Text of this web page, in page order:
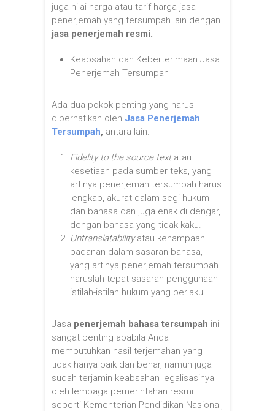
juga nilai harga atau tarif harga jasa
penerjemah yang tersumpah lain dengan
jasa penerjemah resmi.
Keabsahan dan Keberterimaan Jasa
Penerjemah Tersumpah
Ada dua pokok penting yang harus
diperhatikan oleh Jasa Penerjemah
Tersumpah, antara lain:
Fidelity to the source textatau
kesetiaan pada sumber teks, yang
artinya penerjemah tersumpah harus
lengkap, akurat dalam segi hukum
dan bahasa dan juga enak di dengar,
dengan bahasa yang tidak kaku.
Untranslatabilityatau kehampaan
padanan dalam sasaran bahasa,
yang artinya penerjemah tersumpah
haruslah tepat sasaran penggunaan
istilah-istilah hukum yang berlaku.
Jasa penerjemah bahasa tersumpah ini
sangat penting apabila Anda
membutuhkan hasil terjemahan yang
tidak hanya baik dan benar, namun juga
sudah terjamin keabsahan legalisasinya
oleh lembaga pemerintahan resmi
seperti Kementerian Pendidikan Nasional,